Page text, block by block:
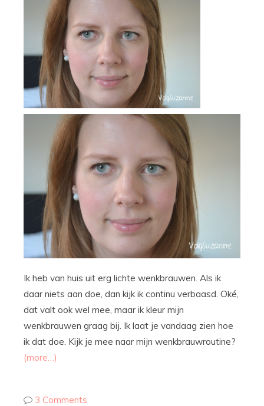
Ik heb van huis uit erg lichte wenkbrauwen. Als ik
daar niets aan doe, dan kijk ik continu verbaasd. Oké,
dat valt ook wel mee, maar ik kleur mijn
wenkbrauwen graag bij. Ik laat je vandaag zien hoe
ik dat doe. Kijk je mee naar mijn wenkbrauwroutine?
(more…)
3 Comments